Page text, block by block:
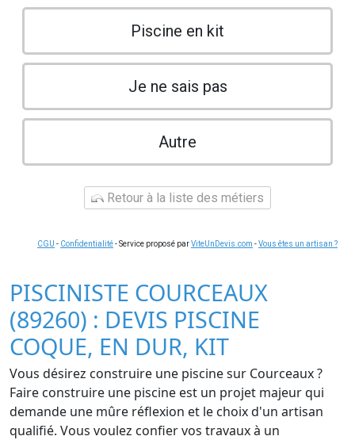
Piscine en kit
Je ne sais pas
Autre
Retour à la liste des métiers
CGU - Confidentialité- Service proposé parViteUnDevis.com -Vous êtes un artisan ?
PISCINISTE COURCEAUX
(89260) : DEVIS PISCINE
COQUE, EN DUR, KIT
Vous désirez construire une piscine sur Courceaux ?
Faire construire une piscine est un projet majeur qui
demande une mûre réflexion et le choix d'un artisan
qualifié. Vous voulez confier vos travaux à un